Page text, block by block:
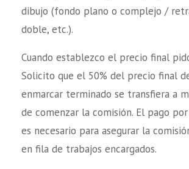
dibujo (fondo plano o complejo /
doble, etc.).
Cuando establezco el precio final
Solicito que el 50% del precio final
enmarcar terminado se transfiera a
de comenzar la comisión. El pago
es necesario para asegurar la
en fila de trabajos encargados.